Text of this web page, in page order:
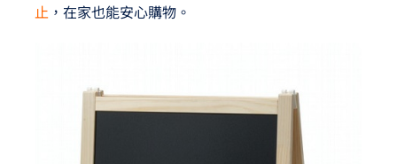
止，在家也能安心購物。